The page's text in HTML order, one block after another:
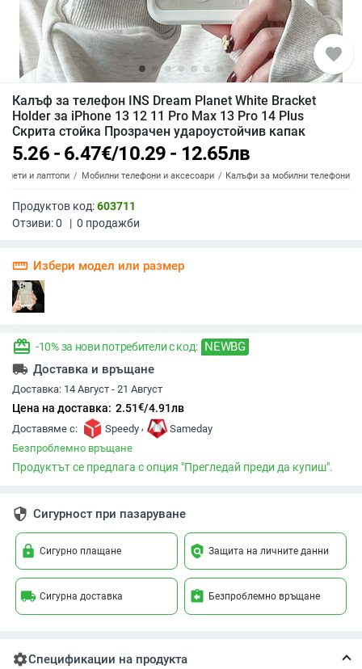
favorite
Калъф за телефон INS Dream Planet White Bracket
Holder за iPhone 13 12 11 Pro Max 13 Pro 14 Plus
Скрита стойка Прозрачен удароустойчив капак
5.26 - 6.47€/10.29 - 12.65лв
и лаптопи Мобилни телефони и аксесоари Калъфи за мобилни телефони
Продуктов код:603711
Отзиви:0 | 0 продажби
straighten Избери модел или размер
redeem -10% за нови потребители с код: NEWBG
local_shipping Доставка и връщане
Доставка: 14 Август - 21 Август
Цена на доставка: 2.51€/4.91лв
Доставяме с: Speedy ,
Sameday
Безпроблемно връщане
Продуктът се предлага с опция "Прегледай преди да купиш".
security Сигурност при пазаруване
lock Сигурно плащане policy Защита на личните данни
local_shipping Сигурна доставка assignment_return Безпроблемно връщане
settingsСпецификации на продукта